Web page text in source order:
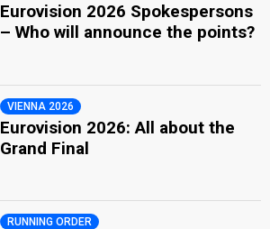
Eurovision 2026 Spokespersons
– Who will announce the points?
VIENNA 2026
Eurovision 2026: All about the
Grand Final
RUNNING ORDER